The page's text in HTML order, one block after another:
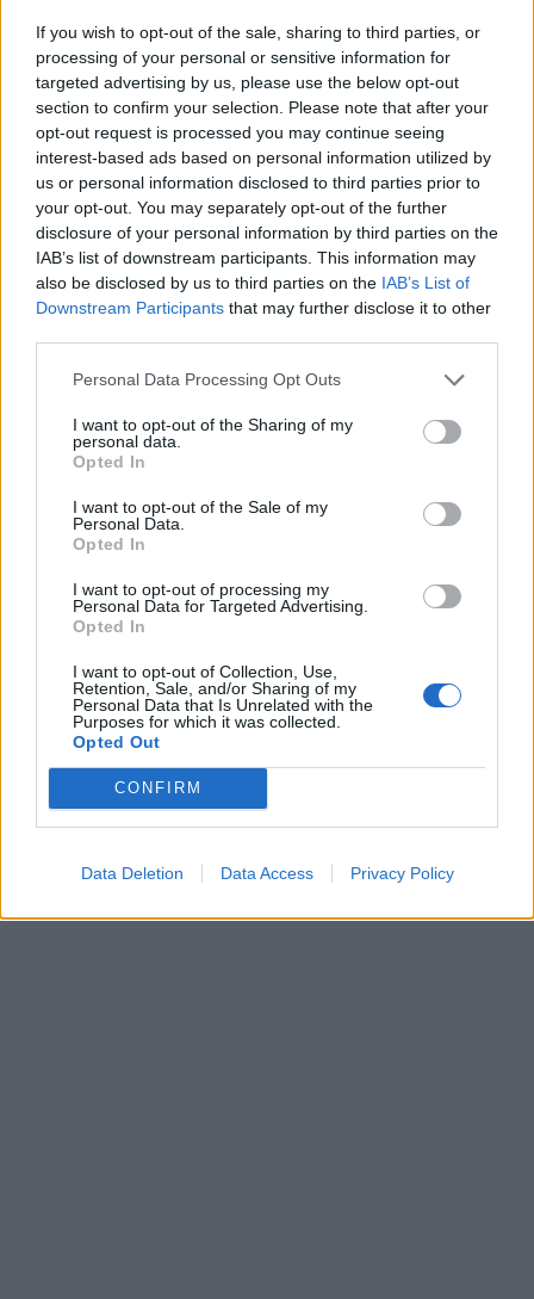
If you wish to opt-out of the sale, sharing to third parties, or
processing of your personal or sensitive information for
targeted advertising by us, please use the below opt-out
section to confirm your selection. Please note that after your
opt-out request is processed you may continue seeing
interest-based ads based on personal information utilized by
us or personal information disclosed to third parties prior to
your opt-out. You may separately opt-out of the further
disclosure of your personal information by third parties on the
IAB’s list of downstream participants. This information may
also be disclosed by us to third parties on the IAB’s List of
Downstream Participants that may further disclose it to other
Personal Data Processing Opt Outs
I want to opt-out of the Sharing of my
personal data.
Opted In
I want to opt-out of the Sale of my
Personal Data.
Opted In
I want to opt-out of processing my
Personal Data for Targeted Advertising.
Opted In
I want to opt-out of Collection, Use,
Retention, Sale, and/or Sharing of my
Personal Data that Is Unrelated with the
Purposes for which it was collected.
Opted Out
CONFIRM
Data Deletion Data Access Privacy Policy